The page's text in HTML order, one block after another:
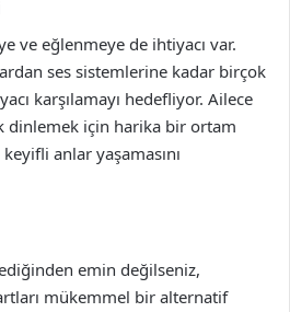
ve eğlenmeye de ihtiyacı var.
ses sistemlerine kadar birçok
karşılamayı hedefliyor. Ailece
dinlemek için harika bir ortam
anlar yaşamasını
emin değilseniz,
mükemmel bir alternatif